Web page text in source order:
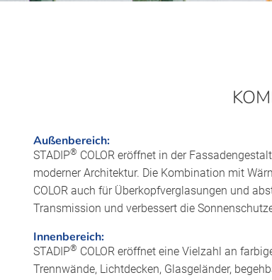
Außenbereich:
STADIP® COLOR eröffnet in der
moderner Architektur. Die Kombination mit
COLOR auch für Überkopfverglasungen und
Transmission und verbessert die
Innenbereich:
STADIP® COLOR eröffnet eine Vielzahl an
Trennwände, Lichtdecken, Glasgeländer,